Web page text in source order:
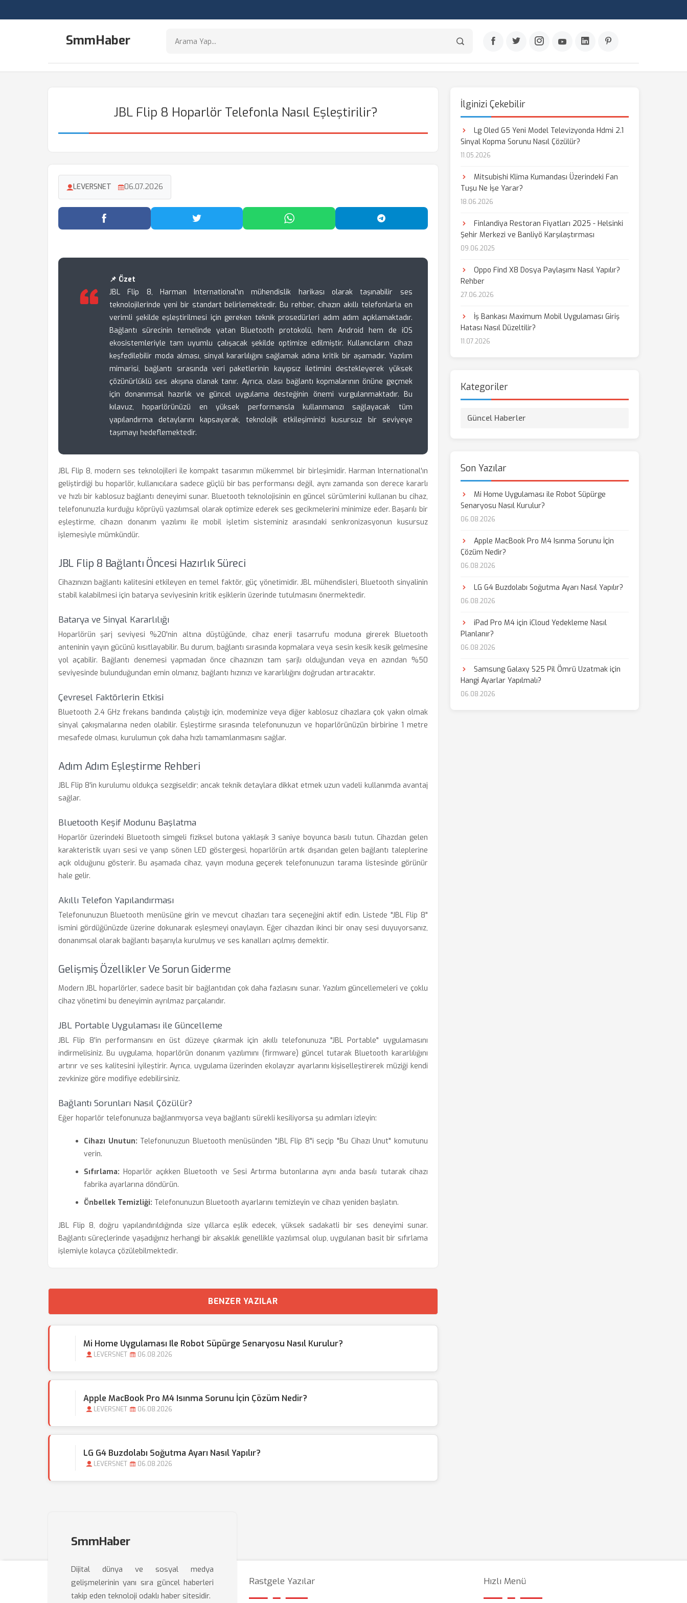
SmmHaber
JBL Flip 8 Hoparlör Telefonla Nasıl Eşleştirilir?
LEVERSNET 06.07.2026
Facebook'ta Paylaş Twitter'da Paylaş WhatsApp'ta Paylaş Telegram'da Paylaş
📌 Özet
JBL Flip 8, Harman International'ın mühendislik harikası olarak taşınabilir ses
teknolojilerinde yeni bir standart belirlemektedir. Bu rehber, cihazın akıllı telefonlarla en
verimli şekilde eşleştirilmesi için gereken teknik prosedürleri adım adım açıklamaktadır.
Bağlantı sürecinin temelinde yatan Bluetooth protokolü, hem Android hem de iOS
ekosistemleriyle tam uyumlu çalışacak şekilde optimize edilmiştir. Kullanıcıların cihazı
keşfedilebilir moda alması, sinyal kararlılığını sağlamak adına kritik bir aşamadır. Yazılım
mimarisi, bağlantı sırasında veri paketlerinin kayıpsız iletimini destekleyerek yüksek
çözünürlüklü ses akışına olanak tanır. Ayrıca, olası bağlantı kopmalarının önüne geçmek
için donanımsal hazırlık ve güncel uygulama desteğinin önemi vurgulanmaktadır. Bu
kılavuz, hoparlörünüzü en yüksek performansla kullanmanızı sağlayacak tüm
yapılandırma detaylarını kapsayarak, teknolojik etkileşiminizi kusursuz bir seviyeye
taşımayı hedeflemektedir.
JBL Flip 8, modern ses teknolojileri ile kompakt tasarımın mükemmel bir birleşimidir. Harman International'ın
geliştirdiği bu hoparlör, kullanıcılara sadece güçlü bir bas performansı değil, aynı zamanda son derece kararlı
ve hızlı bir kablosuz bağlantı deneyimi sunar. Bluetooth teknolojisinin en güncel sürümlerini kullanan bu cihaz,
telefonunuzla kurduğu köprüyü yazılımsal olarak optimize ederek ses gecikmelerini minimize eder. Başarılı bir
eşleştirme, cihazın donanım yazılımı ile mobil işletim sisteminiz arasındaki senkronizasyonun kusursuz
işlemesiyle mümkündür.
JBL Flip 8 Bağlantı Öncesi Hazırlık Süreci
Cihazınızın bağlantı kalitesini etkileyen en temel faktör, güç yönetimidir. JBL mühendisleri, Bluetooth sinyalinin
stabil kalabilmesi için batarya seviyesinin kritik eşiklerin üzerinde tutulmasını önermektedir.
Batarya ve Sinyal Kararlılığı
Hoparlörün şarj seviyesi %20'nin altına düştüğünde, cihaz enerji tasarrufu moduna girerek Bluetooth
anteninin yayın gücünü kısıtlayabilir. Bu durum, bağlantı sırasında kopmalara veya sesin kesik kesik gelmesine
yol açabilir. Bağlantı denemesi yapmadan önce cihazınızın tam şarjlı olduğundan veya en azından %50
seviyesinde bulunduğundan emin olmanız, bağlantı hızınızı ve kararlılığını doğrudan artıracaktır.
Çevresel Faktörlerin Etkisi
Bluetooth 2.4 GHz frekans bandında çalıştığı için, modeminize veya diğer kablosuz cihazlara çok yakın olmak
sinyal çakışmalarına neden olabilir. Eşleştirme sırasında telefonunuzun ve hoparlörünüzün birbirine 1 metre
mesafede olması, kurulumun çok daha hızlı tamamlanmasını sağlar.
Adım Adım Eşleştirme Rehberi
JBL Flip 8'in kurulumu oldukça sezgiseldir; ancak teknik detaylara dikkat etmek uzun vadeli kullanımda avantaj
sağlar.
Bluetooth Keşif Modunu Başlatma
Hoparlör üzerindeki Bluetooth simgeli fiziksel butona yaklaşık 3 saniye boyunca basılı tutun. Cihazdan gelen
karakteristik uyarı sesi ve yanıp sönen LED göstergesi, hoparlörün artık dışarıdan gelen bağlantı taleplerine
açık olduğunu gösterir. Bu aşamada cihaz, yayın moduna geçerek telefonunuzun tarama listesinde görünür
hale gelir.
Akıllı Telefon Yapılandırması
Telefonunuzun Bluetooth menüsüne girin ve mevcut cihazları tara seçeneğini aktif edin. Listede "JBL Flip 8"
ismini gördüğünüzde üzerine dokunarak eşleşmeyi onaylayın. Eğer cihazdan ikinci bir onay sesi duyuyorsanız,
donanımsal olarak bağlantı başarıyla kurulmuş ve ses kanalları açılmış demektir.
Gelişmiş Özellikler Ve Sorun Giderme
Modern JBL hoparlörler, sadece basit bir bağlantıdan çok daha fazlasını sunar. Yazılım güncellemeleri ve çoklu
cihaz yönetimi bu deneyimin ayrılmaz parçalarıdır.
JBL Portable Uygulaması ile Güncelleme
JBL Flip 8'in performansını en üst düzeye çıkarmak için akıllı telefonunuza "JBL Portable" uygulamasını
indirmelisiniz. Bu uygulama, hoparlörün donanım yazılımını (firmware) güncel tutarak Bluetooth kararlılığını
artırır ve ses kalitesini iyileştirir. Ayrıca, uygulama üzerinden ekolayzır ayarlarını kişiselleştirerek müziği kendi
zevkinize göre modifiye edebilirsiniz.
Bağlantı Sorunları Nasıl Çözülür?
Eğer hoparlör telefonunuza bağlanmıyorsa veya bağlantı sürekli kesiliyorsa şu adımları izleyin:
Cihazı Unutun: Telefonunuzun Bluetooth menüsünden "JBL Flip 8"i seçip "Bu Cihazı Unut" komutunu
verin.
Sıfırlama: Hoparlör açıkken Bluetooth ve Sesi Artırma butonlarına aynı anda basılı tutarak cihazı
fabrika ayarlarına döndürün.
Önbellek Temizliği: Telefonunuzun Bluetooth ayarlarını temizleyin ve cihazı yeniden başlatın.
JBL Flip 8, doğru yapılandırıldığında size yıllarca eşlik edecek, yüksek sadakatli bir ses deneyimi sunar.
Bağlantı süreçlerinde yaşadığınız herhangi bir aksaklık genellikle yazılımsal olup, uygulanan basit bir sıfırlama
işlemiyle kolayca çözülebilmektedir.
BENZER YAZILAR
Mi Home Uygulaması Ile Robot Süpürge Senaryosu Nasıl Kurulur?
LEVERSNET 06.08.2026
Apple MacBook Pro M4 Isınma Sorunu İçin Çözüm Nedir?
LEVERSNET 06.08.2026
LG G4 Buzdolabı Soğutma Ayarı Nasıl Yapılır?
LEVERSNET 06.08.2026
İlginizi Çekebilir
Lg Oled G5 Yeni Model Televizyonda Hdmi 2.1
Sinyal Kopma Sorunu Nasıl Çözülür?
11.05.2026
Mitsubishi Klima Kumandası Üzerindeki Fan
Tuşu Ne İşe Yarar?
18.06.2026
Finlandiya Restoran Fiyatları 2025 - Helsinki
Şehir Merkezi ve Banliyö Karşılaştırması
09.06.2025
Oppo Find X8 Dosya Paylaşımı Nasıl Yapılır?
Rehber
27.06.2026
İş Bankası Maximum Mobil Uygulaması Giriş
Hatası Nasıl Düzeltilir?
11.07.2026
Kategoriler
Güncel Haberler
Son Yazılar
Mi Home Uygulaması ile Robot Süpürge
Senaryosu Nasıl Kurulur?
06.08.2026
Apple MacBook Pro M4 Isınma Sorunu İçin
Çözüm Nedir?
06.08.2026
LG G4 Buzdolabı Soğutma Ayarı Nasıl Yapılır?
06.08.2026
iPad Pro M4 için iCloud Yedekleme Nasıl
Planlanır?
06.08.2026
Samsung Galaxy S25 Pil Ömrü Uzatmak için
Hangi Ayarlar Yapılmalı?
06.08.2026
SmmHaber
Dijital dünya ve sosyal medya
gelişmelerinin yanı sıra güncel haberleri
takip eden teknoloji odaklı haber sitesidir.
Rastgele Yazılar Hızlı Menü